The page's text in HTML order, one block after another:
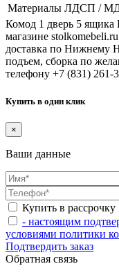
Материалы ЛДСП /
Комод 1 дверь 5 ящика
магазине
доставка по Нижнему
подъем, сборка по
телефону +7 (831) 261-
Купить в один клик
×
Ваши данные
Купить в рассрочку
- настоящим
условиями политики
Подтвердить заказ
Обратная связь